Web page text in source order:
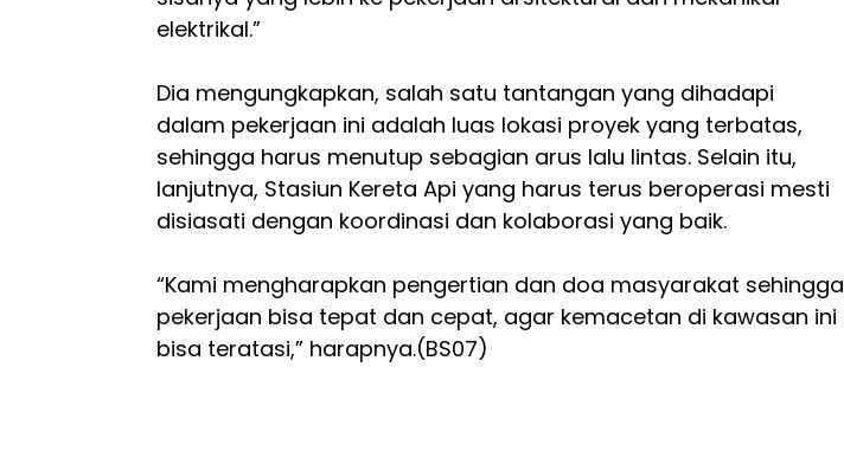
elektrikal.”
Dia mengungkapkan, salah satu tantangan yang dihadapi
dalam pekerjaan ini adalah luas lokasi proyek yang terbatas,
sehingga harus menutup sebagian arus lalu lintas. Selain itu,
lanjutnya, Stasiun Kereta Api yang harus terus beroperasi mesti
disiasati dengan koordinasi dan kolaborasi yang baik.
“Kami mengharapkan pengertian dan doa masyarakat sehingga
pekerjaan bisa tepat dan cepat, agar kemacetan di kawasan ini
bisa teratasi,” harapnya.(BS07)